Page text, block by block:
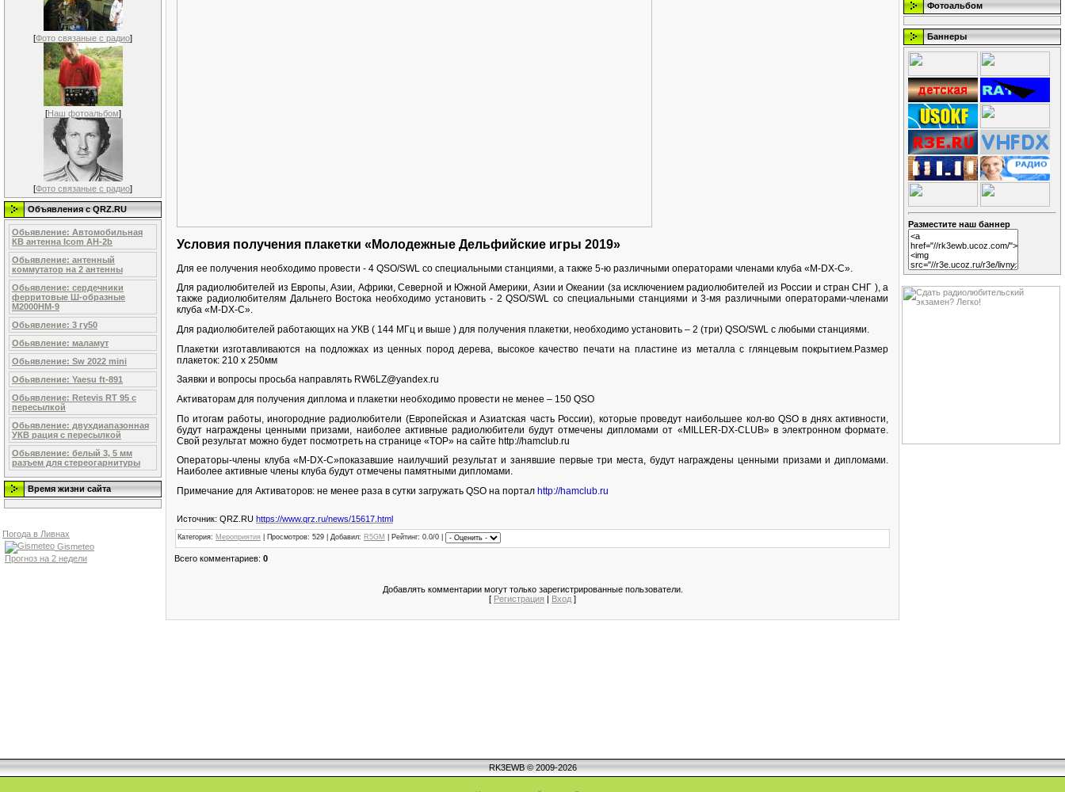
[Фото связаные с радио]
[Наш фотоальбом]
[Фото связаные с радио]
Объявления c QRZ.RU
Обьявление: Автомобильная
КВ антенна Icom AH-2b
Обьявление: антенный
коммутатор на 2 антенны
Обьявление: сердечники
ферритовые Ш-образные
М2000НМ-9
Обьявление: 3 гу50
Обьявление: маламут
Обьявление: Sw 2022 mini
Обьявление: Yaesu ft-891
Обьявление: Retevis RT 95 с
пересылкой
Обьявление: двухдиапазонная
УКВ рация с пересылкой
Обьявление: белый 3, 5 мм
разъем для стереогарнитуры
Время жизни сайта
Погода в Ливнах
Gismeteo
Прогноз на 2 недели
Условия получения плакетки «Молодежные Дельфийские игры 2019»
Для ее получения необходимо провести - 4 QSO/SWL со специальными станциями, а также 5-ю различными операторами членами клуба «M-DX-C».
Для радиолюбителей из Европы, Азии, Африки, Северной и Южной Америки, Азии и Океании (за исключением радиолюбителей из России и стран СНГ ), а
также радиолюбителям Дальнего Востока необходимо установить - 2 QSO/SWL со специальными станциями и 3-мя различными операторами-членами
клуба «M-DX-C».
Для радиолюбителей работающих на УКВ ( 144 МГц и выше ) для получения плакетки, необходимо установить – 2 (три) QSO/SWL с любыми станциями.
Плакетки изготавливаются на подложках из ценных пород дерева, высокое качество печати на пластине из металла с глянцевым покрытием.Размер
плакеток: 210 x 250мм
Заявки и вопросы просьба направлять RW6LZ@yandex.ru
Активаторам для получения диплома и плакетки необходимо провести не менее – 150 QSO
По итогам работы, иногородние радиолюбители (Европейская и Азиатская часть России), которые проведут наибольшее кол-во QSO в днях активности,
будут награждены ценными призами, наиболее активные радиолюбители будут отмечены дипломами от «МILLER-DX-CLUB» в электронном формате.
Свой результат можно будет посмотреть на странице «TOP» на сайте http://hamclub.ru
Операторы-члены клуба «M-DX-C»показавшие наилучший результат и занявшие первые три места, будут награждены ценными призами и дипломами.
Наиболее активные члены клуба будут отмечены памятными дипломами.
Примечание для Активаторов: не менее раза в сутки загружать QSO на портал http://hamclub.ru
Источник: QRZ.RU https://www.qrz.ru/news/15617.html
Категория: Мероприятия Просмотров: 529 | Добавил: R5GM Рейтинг: 0.0/0 |
Всего комментариев: 0
Добавлять комментарии могут только зарегистрированные пользователи.
[ Регистрация | Вход ]
Фотоальбом
Баннеры
Разместите наш баннер
RK3EWB © 2009-2026